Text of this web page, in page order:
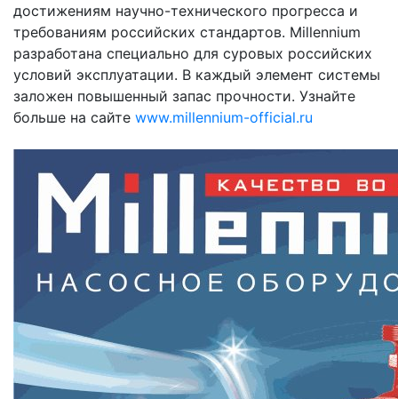
достижениям научно-технического прогресса и
требованиям российских стандартов. Millennium
разработана специально для суровых российских
условий эксплуатации. В каждый элемент системы
заложен повышенный запас прочности. Узнайте
больше на сайте www.millennium-official.ru